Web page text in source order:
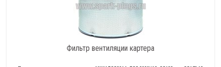
Фильтр вентиляции картера